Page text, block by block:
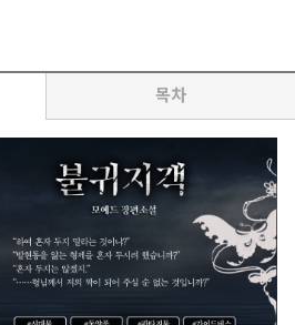
른 두 남자가 결국 서로를 구원하게 되
때
하구나.”
요한 것 아니겠습니까.”
목차